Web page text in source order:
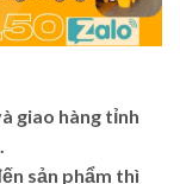
giao hàng tỉnh
sản phẩm thì